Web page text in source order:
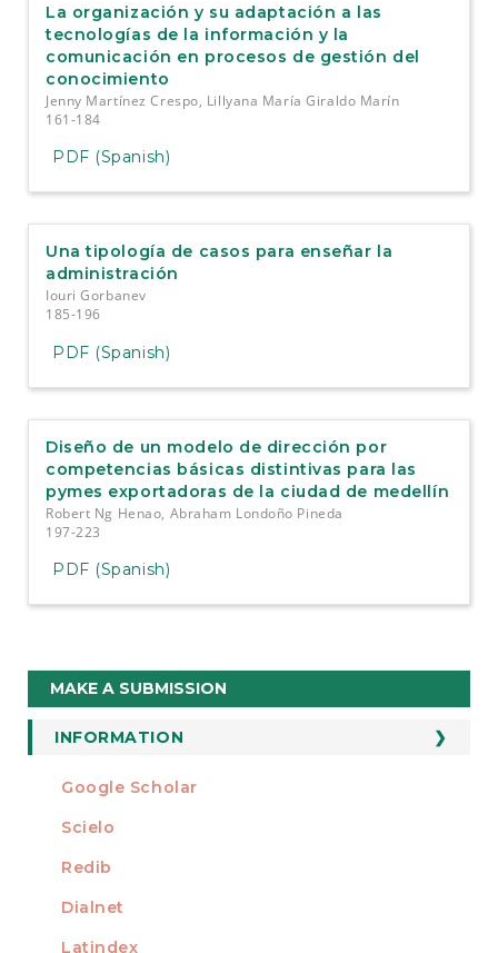
La organización y su adaptación a las
tecnologías de la información y la
comunicación en procesos de gestión del
conocimiento
Jenny Martínez Crespo, Lillyana María Giraldo Marín
161-184
PDF (Spanish)
Una tipología de casos para enseñar la
administración
Iouri Gorbanev
185-196
PDF (Spanish)
Diseño de un modelo de dirección por
competencias básicas distintivas para las
pymes exportadoras de la ciudad de medellín
Robert Ng Henao, Abraham Londoño Pineda
197-223
PDF (Spanish)
Make
a
Submission
MAKE A SUBMISSION
INFORMATION
For Readers
For Librarians
INDEXED AT
Google Scholar
Scielo
Redib
Dialnet
Latindex